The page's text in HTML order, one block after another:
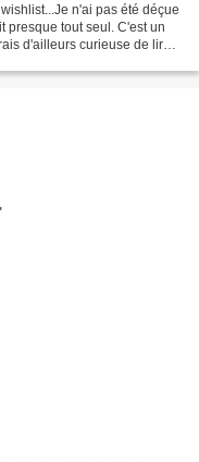
n'ai pas été déçue
presque tout seul. C'est un
d'ailleurs curieuse de lire